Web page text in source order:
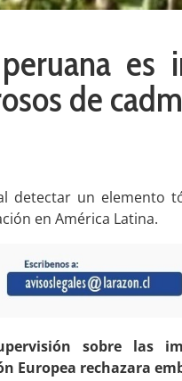
es
de
detectar un elemento
en América Latina.
sobre las
Europea rechazara